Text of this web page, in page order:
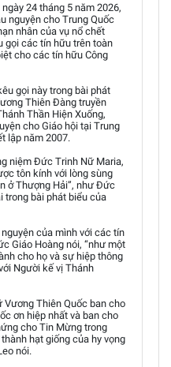
24 tháng 5 năm 2026,
nguyện cho Trung Quốc
nhân của vụ nổ chết
gọi các tín hữu trên toàn
cho các tín hữu Công
gọi này trong bài phát
Thiên Đàng truyền
Thần Hiện Xuống,
cho Giáo hội tại Trung
lập năm 2007.
niệm Đức Trinh Nữ Maria,
tôn kính với lòng sùng
ở Thượng Hải”, như Đức
trong bài phát biểu của
của mình với các tín
Giáo Hoàng nói, “như một
cho họ và sự hiệp thông
Người kế vị Thánh
Vương Thiên Quốc ban cho
ơn hiệp nhất và ban cho
cho Tin Mừng trong
hạt giống của hy vọng
nói.